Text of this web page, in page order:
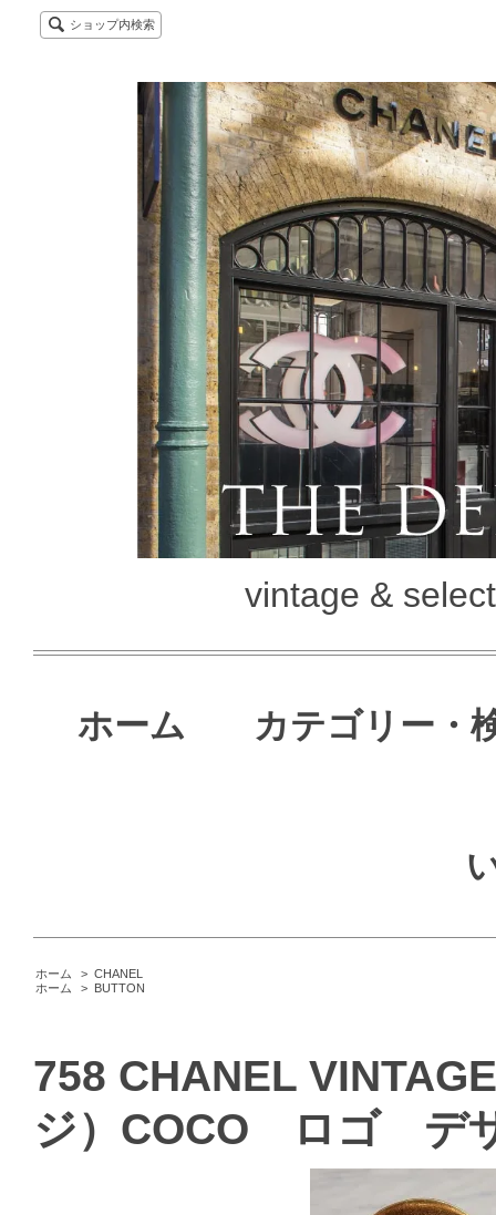
ショップ内検索
vintage &
ホーム カテゴリー・
ホーム > CHANEL
ホーム
> BUTTON
758 CHANEL
ジ）COCO ロゴ デ